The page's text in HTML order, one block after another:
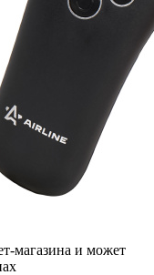
магазина и может